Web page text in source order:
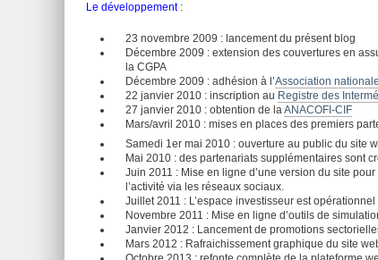
Le développement:
23 novembre 2009 : lancement du présent blog
Décembre 2009 : extension des couvertures en
la CGPA
Décembre 2009 : adhésion à l’Association
22 janvier 2010 : inscription au Registre des
27 janvier 2010 : obtention de laANACOFI-CIF
Mars/avril 2010 : mises en places des premiers
Samedi 1er mai 2010 : ouverture au public du site
Mai 2010 : des partenariats supplémentaires sont
Juin 2011 : Mise en ligne d’une version du site
l’activité via les réseaux sociaux.
Juillet 2011 : L’espace investisseur est
Novembre 2011 : Mise en ligne d’outils de
Janvier 2012 : Lancement de promotions
Mars 2012 : Rafraichissement graphique du site